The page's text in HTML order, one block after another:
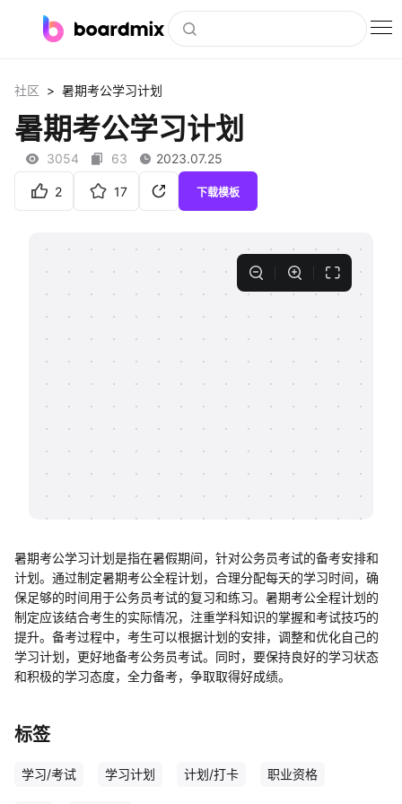
社区资源
下载
私有化部署
帮助中心
社区 > 暑期考公学习计划
暑期考公学习计划
3054 63 2023.07.25
2 17 下载模板
暑期考公学习计划是指在暑假期间，针对公务员考试的备考安排和
计划。通过制定暑期考公全程计划，合理分配每天的学习时间，确
保足够的时间用于公务员考试的复习和练习。暑期考公全程计划的
制定应该结合考生的实际情况，注重学科知识的掌握和考试技巧的
提升。备考过程中，考生可以根据计划的安排，调整和优化自己的
学习计划，更好地备考公务员考试。同时，要保持良好的学习状态
和积极的学习态度，全力备考，争取取得好成绩。
标签
学习/考试 学习计划 计划/打卡 职业资格